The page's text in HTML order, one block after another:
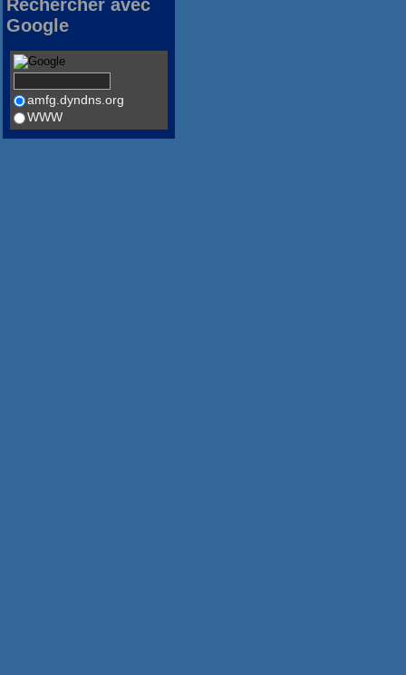
Rechercher avec
Google
amfg.dyndns.org
WWW